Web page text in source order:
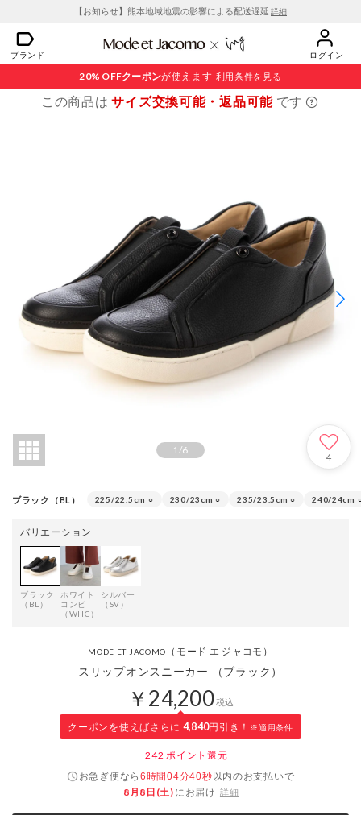
【お知らせ】熊本地域地震の影響による配送遅延 詳細
ブランド ログイン
20% OFFクーポンが使えます 利用条件を見る
この商品はサイズ交換可能・返品可能 です
1/6
4
ブラック（BL） 225/22.5cm ○ 230/23cm ○ 235/23.5cm ○ 240/24cm
バリエーション
ブラック
（BL）
ホワイト
コンビ
（WHC）
シルバー
（SV）
MODE ET JACOMO （モード エ ジャコモ）
スリップオンスニーカー （ブラック）
￥24,200税込
クーポンを使えばさらに 4,840円引き！ ※適用条件
242 ポイント還元
お急ぎ便なら6時間04分39秒以内のお支払いで
8月8日(土) にお届け 詳細